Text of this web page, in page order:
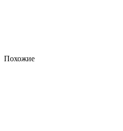
Похожие